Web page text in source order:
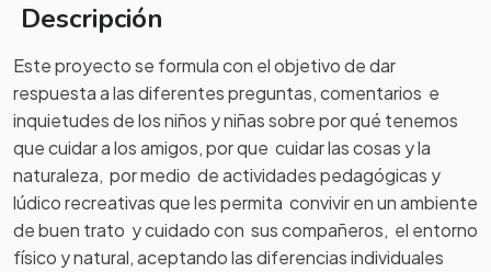
Descripción
Este proyecto se formula con el objetivo de dar
respuesta a las diferentes preguntas, comentarios e
inquietudes de los niños y niñas sobre por qué tenemos
que cuidar a los amigos, por que cuidar las cosas y la
naturaleza, por medio de actividades pedagógicas y
lúdico recreativas que les permita convivir en un ambiente
de buen trato y cuidado con sus compañeros, el entorno
físico y natural, aceptando las diferencias individuales